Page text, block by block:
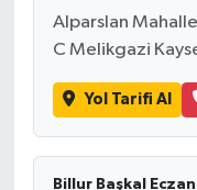
Alparslan
C Melikgazi
Yol Tarifi Al
Billur Başkal